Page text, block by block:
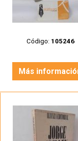
Código: 105246
Más